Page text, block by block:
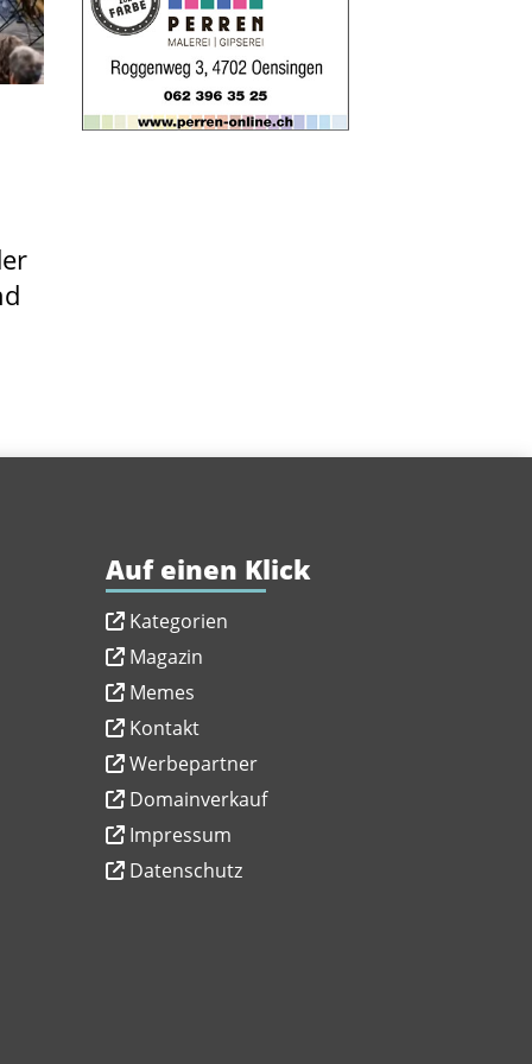
Auf einen Klick
Kategorien
Magazin
Memes
Kontakt
Werbepartner
Domainverkauf
Impressum
Datenschutz